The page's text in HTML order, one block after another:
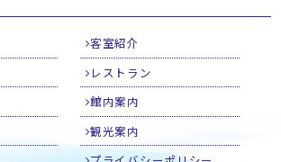
客室紹介
レストラン
館内案内
観光案内